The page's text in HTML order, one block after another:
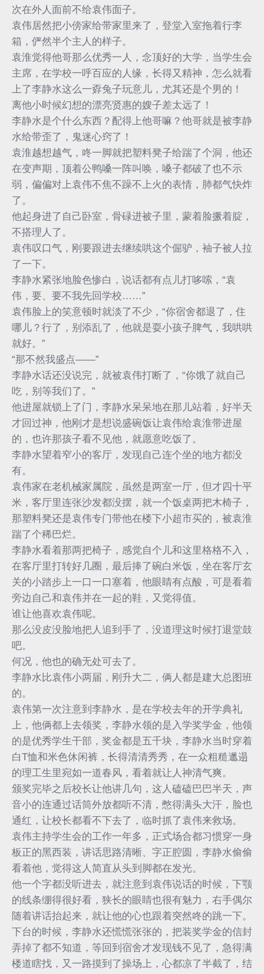
次在外人面前不给袁伟面子。
袁伟居然把小傍家给带家里来了，登堂入室拖着行李
箱，俨然半个主人的样子。
袁淮觉得他哥那么优秀一人，念顶好的大学，当学生会
主席，在学校一呼百应的人缘，长得又精神，怎么就看
上了李静水这么一孬兔子玩意儿，尤其还是个男的！
离他小时候幻想的漂亮贤惠的嫂子差太远了！
李静水是个什么东西？配得上他哥嘛？他哥就是被李静
水给带歪了，鬼迷心窍了！
袁淮越想越气，咚一脚就把塑料凳子给踹了个洞，他还
在变声期，顶着公鸭嗓一阵叫唤，嗓子都破了也不示
弱，偏偏对上袁伟不焦不躁不上火的表情，肺都气快炸
了。
他起身进了自己卧室，骨碌进被子里，蒙着脸撅着腚，
不搭理人了。
袁伟叹口气，刚要跟进去继续哄这个倔驴，袖子被人拉
了一下。
李静水紧张地脸色惨白，说话都有点儿打哆嗦，“袁
伟，要、要不我先回学校……”
袁伟脸上的笑意顿时就淡了不少，“你宿舍都退了，住
哪儿？行了，别添乱了，他就是耍小孩子脾气，我哄哄
就好。”
“那不然我盛点——”
李静水话还没说完，就被袁伟打断了，“你饿了就自己
吃，别等我们了。”
他进屋就锁上了门，李静水呆呆地在那儿站着，好半天
才回过神，他刚才是想说盛碗饭让袁伟给袁淮带进屋
的，也许那孩子看不见他，就愿意吃饭了。
李静水望着窄小的客厅，发现自己连个坐的地方都没
有。
袁伟家在老机械家属院，虽然是两室一厅，但才四十平
米，客厅里连张沙发都没摆，就一个饭桌两把木椅子，
那塑料凳还是袁伟专门带他在楼下小超市买的，被袁淮
踹了个稀巴烂。
李静水看着那两把椅子，感觉自个儿和这里格格不入，
在客厅里打转好几圈，最后捧了碗白米饭，坐在客厅玄
关的小踏步上一口一口塞着，他眼睛有点酸，可是看着
旁边自己和袁伟并在一起的鞋，又觉得值。
谁让他喜欢袁伟呢。
那么没皮没脸地把人追到手了，没道理这时候打退堂鼓
吧。
何况，他也的确无处可去了。
李静水比袁伟小两届，刚升大二，俩人都是建大总图班
的。
袁伟第一次注意到李静水，是在学校去年的开学典礼
上，他俩都上去领奖，李静水领的是入学奖学金，他领
的是优秀学生干部，奖金都是五千块，李静水当时穿着
白T恤和米色休闲裤，长得清清秀秀，在一众粗糙邋遢
的理工生里宛如一道春风，看着就让人神清气爽。
颁奖完毕之后校长让他讲几句，这人磕磕巴巴半天，声
音小的连通过话筒外放都听不清，憋得满头大汗，脸也
通红，让校长都看不下去了，临时抓了袁伟来救场。
袁伟主持学生会的工作一年多，正式场合都习惯穿一身
板正的黑西装，讲话思路清晰、字正腔圆，李静水偷偷
看着他，觉得这人简直从头到脚都在发光。
他一个字都没听进去，就注意到袁伟说话的时候，下颚
的线条绷得很好看，狭长的眼睛也很有魅力，右手偶尔
随着讲话抬起来，就让他的心也跟着突然咚的跳一下。
下台的时候，李静水还慌慌张张的，把装奖学金的信封
弄掉了都不知道，等回到宿舍才发现钱不见了，急得满
楼道瞎找，又一路摸到了操场上，心都凉了半截了，结